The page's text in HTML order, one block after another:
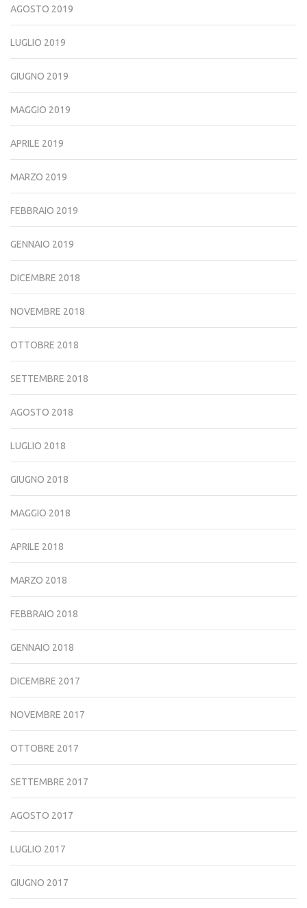
AGOSTO 2019
LUGLIO 2019
GIUGNO 2019
MAGGIO 2019
APRILE 2019
MARZO 2019
FEBBRAIO 2019
GENNAIO 2019
DICEMBRE 2018
NOVEMBRE 2018
OTTOBRE 2018
SETTEMBRE 2018
AGOSTO 2018
LUGLIO 2018
GIUGNO 2018
MAGGIO 2018
APRILE 2018
MARZO 2018
FEBBRAIO 2018
GENNAIO 2018
DICEMBRE 2017
NOVEMBRE 2017
OTTOBRE 2017
SETTEMBRE 2017
AGOSTO 2017
LUGLIO 2017
GIUGNO 2017